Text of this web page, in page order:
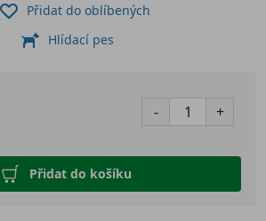
- +
Přidat do košíku
Přidat do oblíbených
Hlídací pes